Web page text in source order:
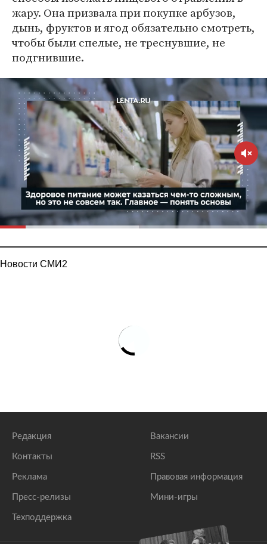
жару. Она призвала при покупке арбузов,
дынь, фруктов и ягод обязательно смотреть,
чтобы были спелые, не треснувшие, не
подгнившие.
Новости СМИ2
Редакция
Контакты
Реклама
Пресс-релизы
Техподдержка
Вакансии
RSS
Правовая информация
Мини-игры